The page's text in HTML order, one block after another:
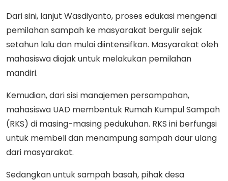
Dari sini, lanjut Wasdiyanto, proses edukasi mengenai
pemilahan sampah ke masyarakat bergulir sejak
setahun lalu dan mulai diintensifkan. Masyarakat oleh
mahasiswa diajak untuk melakukan pemilahan
mandiri.
Kemudian, dari sisi manajemen persampahan,
mahasiswa UAD membentuk Rumah Kumpul Sampah
(RKS) di masing-masing pedukuhan. RKS ini berfungsi
untuk membeli dan menampung sampah daur ulang
dari masyarakat.
Sedangkan untuk sampah basah, pihak desa